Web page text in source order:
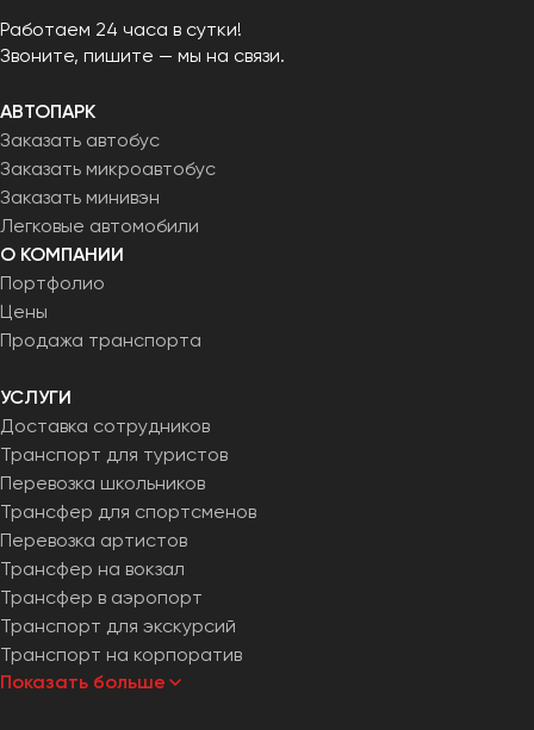
Работаем 24 часа в сутки!
Звоните, пишите — мы на связи.
АВТОПАРК
Заказать автобус
Заказать микроавтобус
Заказать минивэн
Легковые автомобили
О КОМПАНИИ
Портфолио
Цены
Продажа транспорта
УСЛУГИ
Доставка сотрудников
Транспорт для туристов
Перевозка школьников
Трансфер для спортсменов
Перевозка артистов
Трансфер на вокзал
Трансфер в аэропорт
Транспорт для экскурсий
Транспорт на корпоратив
Показать больше